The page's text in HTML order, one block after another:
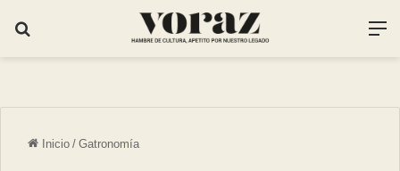
Inicio / Gatronomía